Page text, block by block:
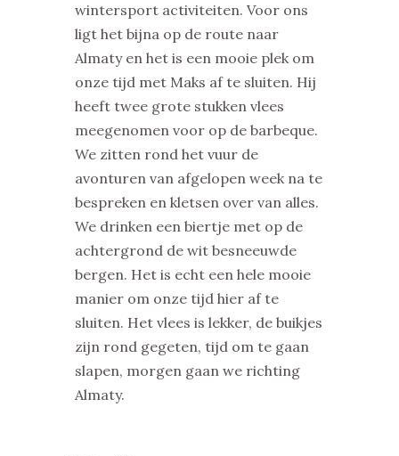
wintersport activiteiten. Voor ons
ligt het bijna op de route naar
Almaty en het is een mooie plek om
onze tijd met Maks af te sluiten. Hij
heeft twee grote stukken vlees
meegenomen voor op de barbeque.
We zitten rond het vuur de
avonturen van afgelopen week na te
bespreken en kletsen over van alles.
We drinken een biertje met op de
achtergrond de wit besneeuwde
bergen. Het is echt een hele mooie
manier om onze tijd hier af te
sluiten. Het vlees is lekker, de buikjes
zijn rond gegeten, tijd om te gaan
slapen, morgen gaan we richting
Almaty.